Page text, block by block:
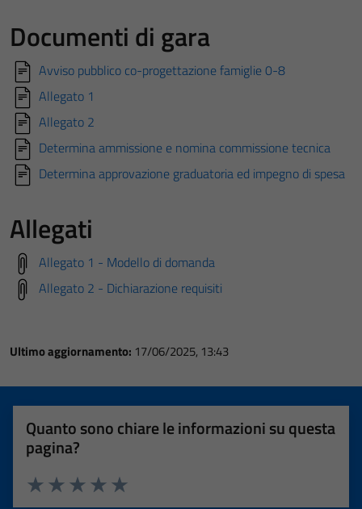
Documenti di gara
Avviso pubblico co-progettazione famiglie 0-8
Allegato 1
Allegato 2
Determina ammissione e nomina commissione tecnica
Determina approvazione graduatoria ed impegno di spesa
Allegati
Allegato 1 - Modello di domanda
Allegato 2 - Dichiarazione requisiti
Ultimo aggiornamento: 17/06/2025, 13:43
Quanto sono chiare le informazioni su questa
pagina?
Valuta 5 stelle su 5
Valuta 4 stelle su 5
Valuta 3 stelle su 5
Valuta 2 stelle su 5
Valuta 1 stelle su 5